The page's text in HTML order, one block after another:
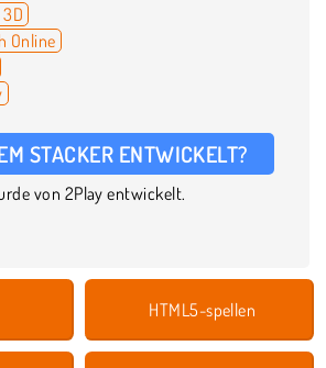
Online
STACKER ENTWICKELT?
von 2Play entwickelt.
HTML5-spellen